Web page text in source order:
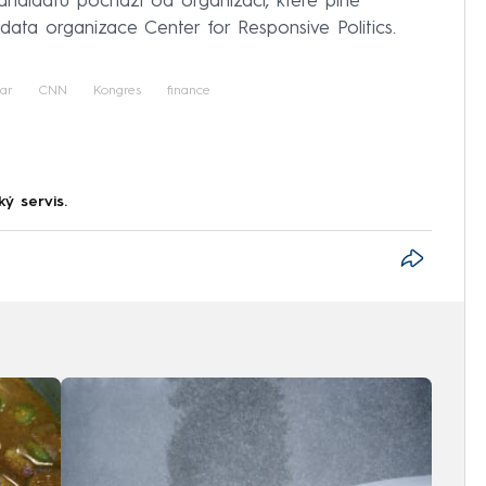
organizace Center for Responsive Politics.
CNN Kongres finance
servis.